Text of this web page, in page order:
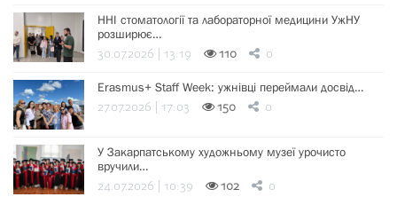
ННІ стоматології та лабораторної медицини УжНУ
розширює…
30.07.2026 | 13:19 110 0
Erasmus+ Staff Week: ужнівці переймали досвід…
27.07.2026 | 17:03 150 0
У Закарпатському художньому музеї урочисто
вручили…
24.07.2026 | 10:39 102 0